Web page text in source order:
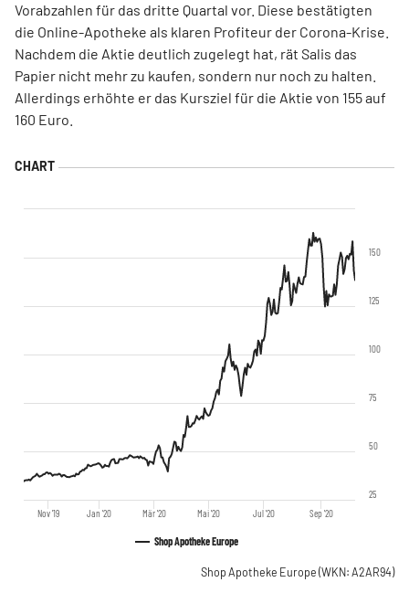
Vorabzahlen für das dritte Quartal vor. Diese bestätigten
die Online-Apotheke als klaren Profiteur der Corona-Krise.
Nachdem die Aktie deutlich zugelegt hat, rät Salis das
Papier nicht mehr zu kaufen, sondern nur noch zu halten.
Allerdings erhöhte er das Kursziel für die Aktie von 155 auf
160 Euro.
Shop Apotheke Europe
Nov '19 Jan '20 Mär '20 Mai '20 Jul '20 Sep '20
25
50
75
100
125
150
Shop Apotheke Europe (WKN: A2AR94)